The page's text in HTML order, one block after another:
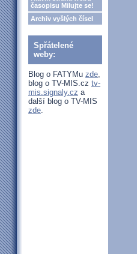
časopisu Milujte se!
Archiv vyšlých čísel
Spřátelené
weby:
Blog o FATYMu zde,
blog o TV-MIS.cz tv-
mis.signaly.cz a
další blog o TV-MIS
zde.